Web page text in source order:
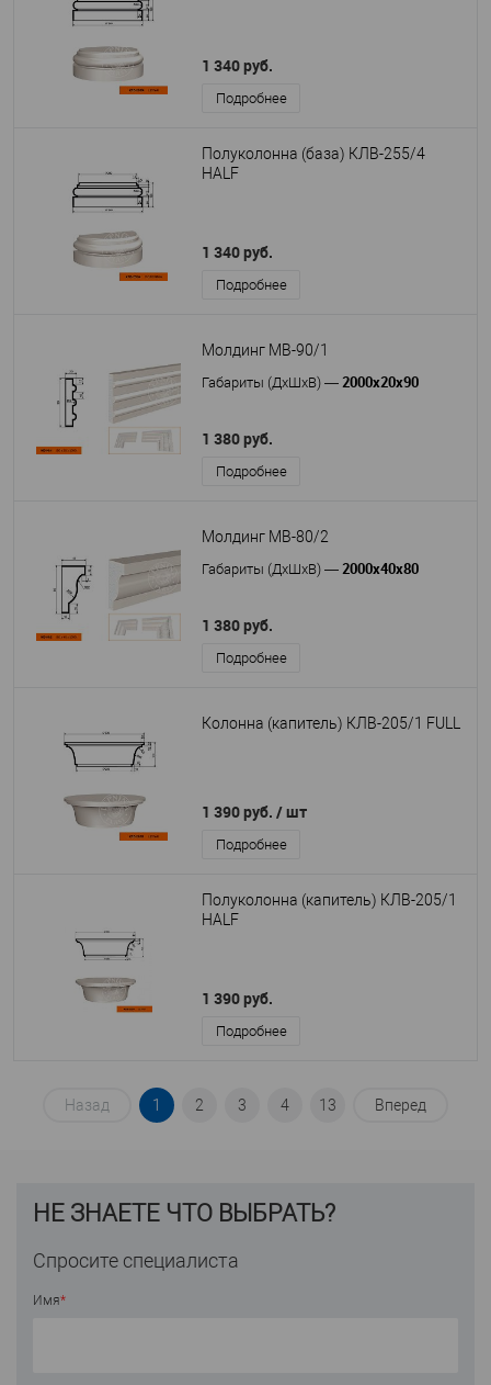
1 340 руб.
Подробнее
Полуколонна (база) КЛВ-255/4
HALF
1 340 руб.
Подробнее
Молдинг МВ-90/1
Габариты (ДхШхВ) — 2000х20х90
1 380 руб.
Подробнее
Молдинг МВ-80/2
Габариты (ДхШхВ) — 2000х40х80
1 380 руб.
Подробнее
Колонна (капитель) КЛВ-205/1 FULL
1 390 руб. / шт
Подробнее
Полуколонна (капитель) КЛВ-205/1
HALF
1 390 руб.
Подробнее
Назад 1 2 3 4 13 Вперед
НЕ ЗНАЕТЕ ЧТО ВЫБРАТЬ?
Спросите специалиста
Имя*